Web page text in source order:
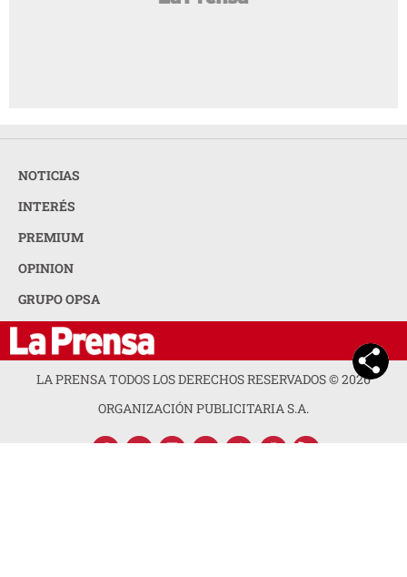
NOTICIAS
INTERÉS
PREMIUM
OPINION
GRUPO OPSA
LA PRENSA TODOS LOS DERECHOS RESERVADOS ©2026
ORGANIZACIÓN PUBLICITARIA S.A.